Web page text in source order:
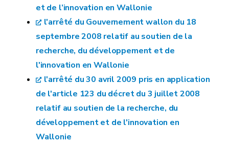
et de l’innovation en Wallonie
l'arrêté du Gouvernement wallon du 18
septembre 2008 relatif au soutien de la
recherche, du développement et de
l'innovation en Wallonie
l'arrêté du 30 avril 2009 pris en application
de l'article 123 du décret du 3 juillet 2008
relatif au soutien de la recherche, du
développement et de l'innovation en
Wallonie